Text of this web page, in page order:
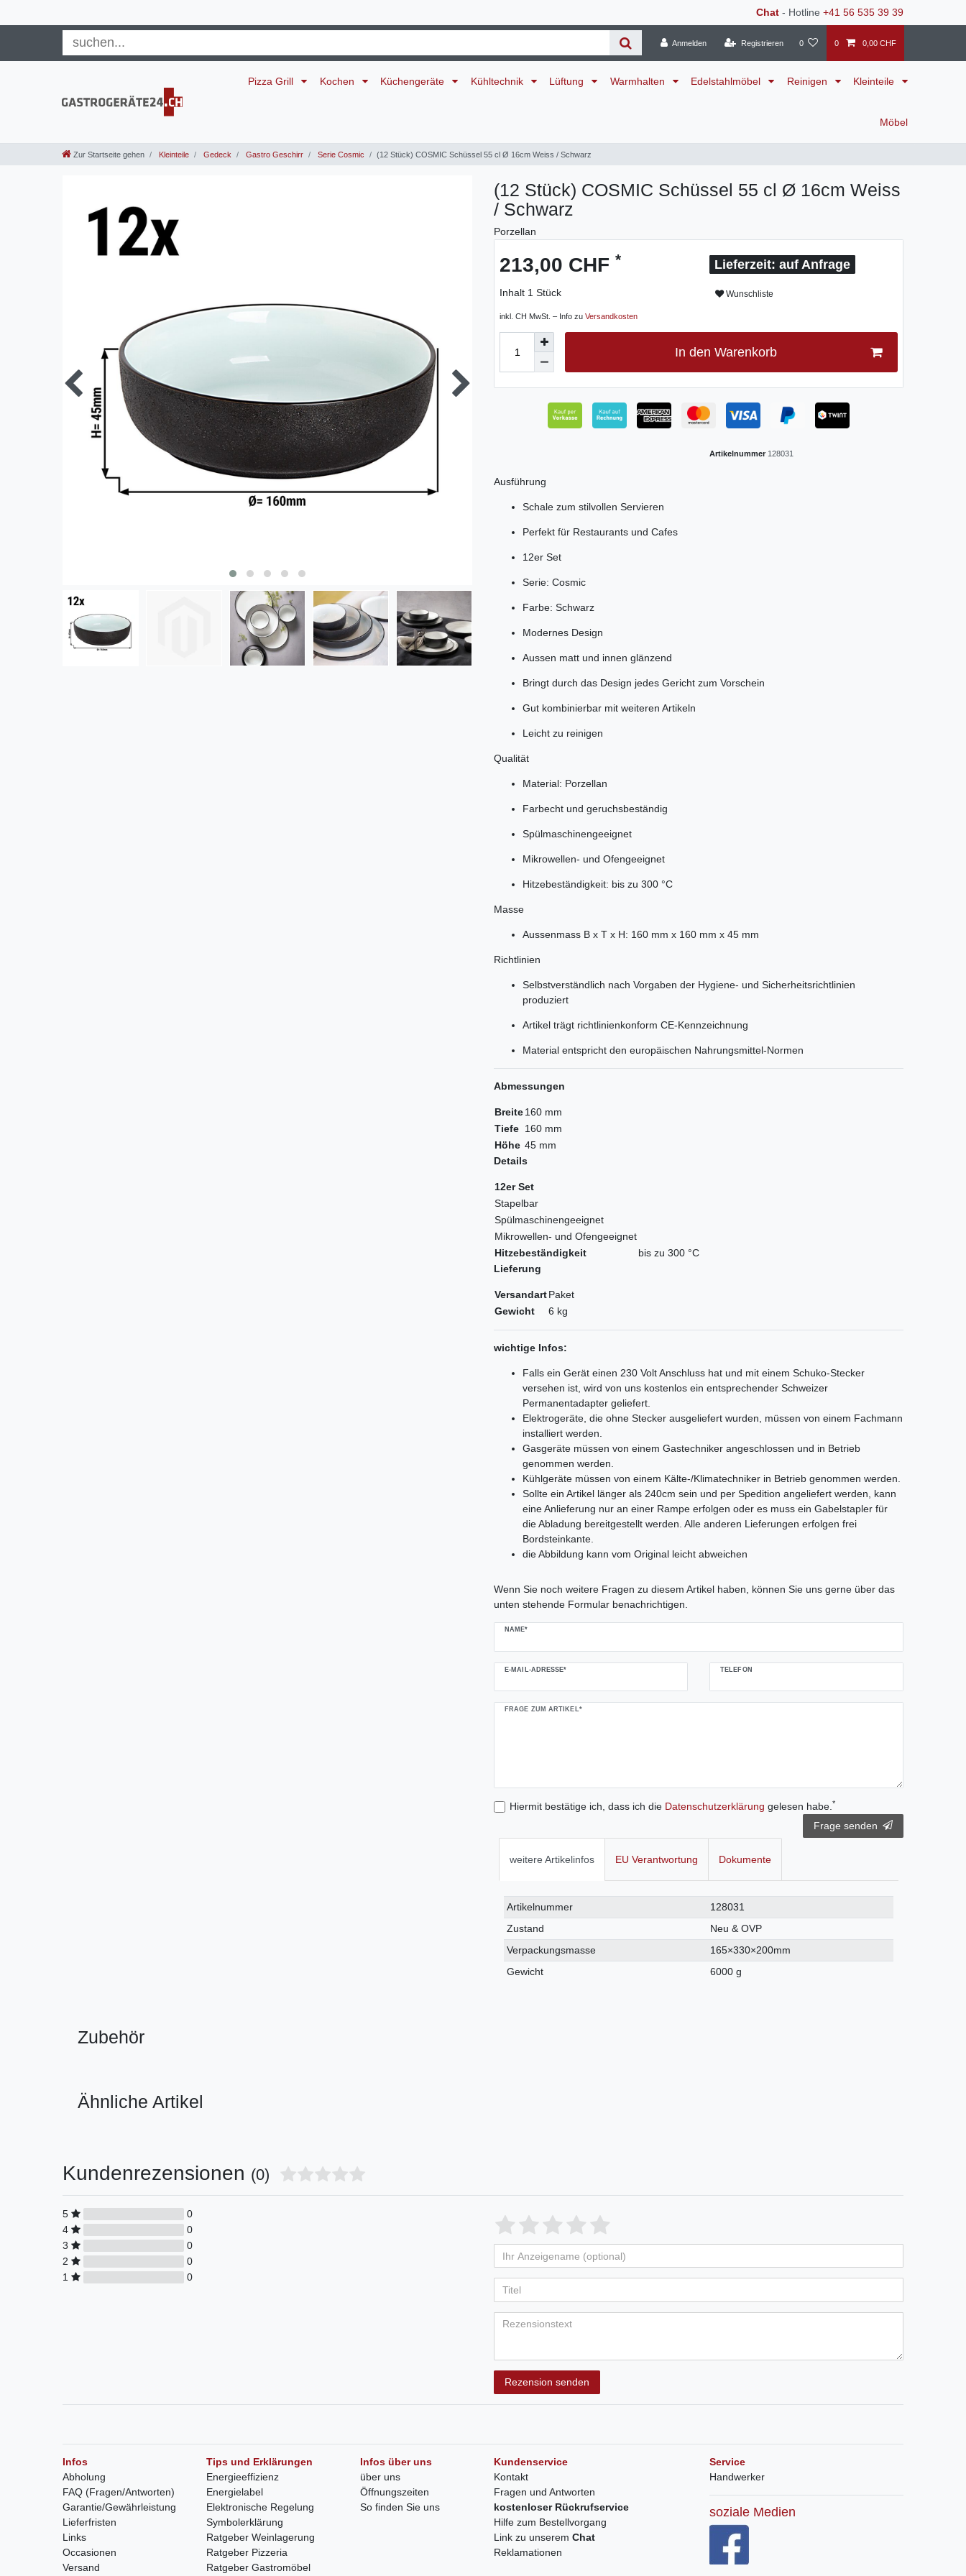
Chat - Hotline +41 56 535 39 39
Anmelden Registrieren 0 0 0,00 CHF
Pizza Grill Kochen Küchengeräte Kühltechnik Lüftung Warmhalten Edelstahlmöbel Reinigen Kleinteile
Möbel
Zur Startseite gehen Kleinteile Gedeck Gastro Geschirr Serie Cosmic (12 Stück) COSMIC Schüssel 55 cl Ø 16cm Weiss / Schwarz
(12 Stück) COSMIC Schüssel 55 cl Ø 16cm Weiss
/ Schwarz
Porzellan
213,00 CHF *
Inhalt 1 Stück
inkl. CH MwSt. – Info zu Versandkosten
auf Anfrage
Wunschliste
In den Warenkorb
Artikelnummer 128031
Ausführung
Schale zum stilvollen Servieren
Perfekt für Restaurants und Cafes
12er Set
Serie: Cosmic
Farbe: Schwarz
Modernes Design
Aussen matt und innen glänzend
Bringt durch das Design jedes Gericht zum Vorschein
Gut kombinierbar mit weiteren Artikeln
Leicht zu reinigen
Qualität
Material: Porzellan
Farbecht und geruchsbeständig
Spülmaschinengeeignet
Mikrowellen- und Ofengeeignet
Hitzebeständigkeit: bis zu 300 °C
Masse
Aussenmass B x T x H: 160 mm x 160 mm x 45 mm
Richtlinien
Selbstverständlich nach Vorgaben der Hygiene- und Sicherheitsrichtlinien
produziert
Artikel trägt richtlinienkonform CE-Kennzeichnung
Material entspricht den europäischen Nahrungsmittel-Normen
Abmessungen
Breite160 mm
Tiefe 160 mm
Höhe 45 mm
Details
12er Set
Stapelbar
Spülmaschinengeeignet
Mikrowellen- und Ofengeeignet
Hitzebeständigkeit
bis zu 300 °C
Lieferung
VersandartPaket
Gewicht
6 kg
wichtige Infos:
Falls ein Gerät einen 230 Volt Anschluss hat und mit einem Schuko-Stecker
versehen ist, wird von uns kostenlos ein entsprechender Schweizer
Permanentadapter geliefert.
Elektrogeräte, die ohne Stecker ausgeliefert wurden, müssen von einem Fachmann
installiert werden.
Gasgeräte müssen von einem Gastechniker angeschlossen und in Betrieb
genommen werden.
Kühlgeräte müssen von einem Kälte-/Klimatechniker in Betrieb genommen werden.
Sollte ein Artikel länger als 240cm sein und per Spedition angeliefert werden, kann
eine Anlieferung nur an einer Rampe erfolgen oder es muss ein Gabelstapler für
die Abladung bereitgestellt werden. Alle anderen Lieferungen erfolgen frei
Bordsteinkante.
die Abbildung kann vom Original leicht abweichen
Wenn Sie noch weitere Fragen zu diesem Artikel haben, können Sie uns gerne über das
unten stehende Formular benachrichtigen.
NAME*
E-MAIL-ADRESSE* TELEFON
FRAGE ZUM ARTIKEL*
Hiermit bestätige ich, dass ich die Daten­schutz­erklärung gelesen habe.*
Frage senden
weitere Artikelinfos EU Verantwortung Dokumente
Technisches
Merkmal
Wert
Artikelnummer
128031
Zustand
Neu & OVP
Verpackungsmasse
165×330×200mm
Gewicht
6000 g
Zubehör
Ähnliche Artikel
Kundenrezensionen (0)
5
0
4
0
3
0
2
0
1
0
Rezension senden
Infos
Abholung
FAQ (Fragen/Antworten)
Garantie/Gewährleistung
Lieferfristen
Links
Occasionen
Versand
Tips und Erklärungen
Energieeffizienz
Energielabel
Elektronische Regelung
Symbolerklärung
Ratgeber Weinlagerung
Ratgeber Pizzeria
Ratgeber Gastromöbel
Infos über uns
über uns
Öffnungszeiten
So finden Sie uns
Kundenservice
Kontakt
Fragen und Antworten
kostenloser Rückrufservice
Hilfe zum Bestellvorgang
Link zu unserem Chat
Reklamationen
Service
Handwerker
soziale Medien